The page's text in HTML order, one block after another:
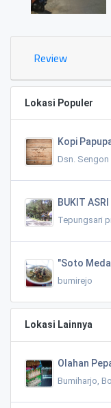
Review
Lokasi Populer
Kopi
Dsn.
BUKIT
Tepungsari
"Soto
bumirejo
Lokasi Lainnya
Olahan
Bumiharjo,